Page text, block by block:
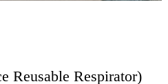
Reusable Respirator)